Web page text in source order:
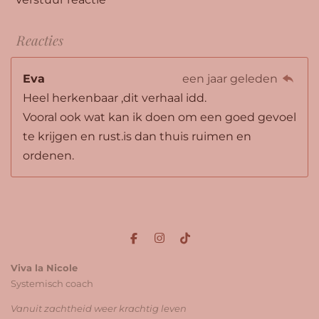
Reacties
Eva
een jaar geleden
Heel herkenbaar ,dit verhaal idd.
Vooral ook wat kan ik doen om een goed gevoel
te krijgen en rust.is dan thuis ruimen en
ordenen.
F
o
I
r
T
Viva la Nicole
Systemisch coach
Vanuit zachtheid weer krachtig leven